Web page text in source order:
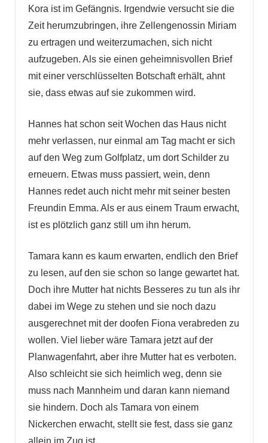
Kora ist im Gefängnis. Irgendwie versucht sie die
Zeit herumzubringen, ihre Zellengenossin Miriam
zu ertragen und weiterzumachen, sich nicht
aufzugeben. Als sie einen geheimnisvollen Brief
mit einer verschlüsselten Botschaft erhält, ahnt
sie, dass etwas auf sie zukommen wird.
Hannes hat schon seit Wochen das Haus nicht
mehr verlassen, nur einmal am Tag macht er sich
auf den Weg zum Golfplatz, um dort Schilder zu
erneuern. Etwas muss passiert, wein, denn
Hannes redet auch nicht mehr mit seiner besten
Freundin Emma. Als er aus einem Traum erwacht,
ist es plötzlich ganz still um ihn herum.
Tamara kann es kaum erwarten, endlich den Brief
zu lesen, auf den sie schon so lange gewartet hat.
Doch ihre Mutter hat nichts Besseres zu tun als ihr
dabei im Wege zu stehen und sie noch dazu
ausgerechnet mit der doofen Fiona verabreden zu
wollen. Viel lieber wäre Tamara jetzt auf der
Planwagenfahrt, aber ihre Mutter hat es verboten.
Also schleicht sie sich heimlich weg, denn sie
muss nach Mannheim und daran kann niemand
sie hindern. Doch als Tamara von einem
Nickerchen erwacht, stellt sie fest, dass sie ganz
allein im Zug ist.